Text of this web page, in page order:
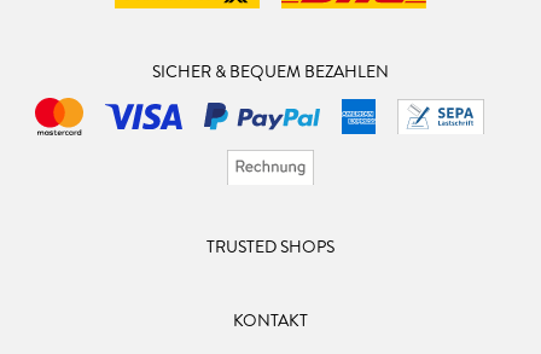
SICHER & BEQUEM BEZAHLEN
TRUSTED SHOPS
KONTAKT